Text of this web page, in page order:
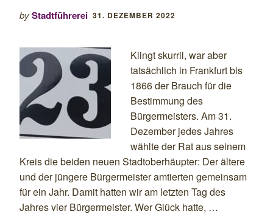
byStadtführerei 31. DEZEMBER 2022
Klingt skurril, war aber
tatsächlich in Frankfurt bis
1866 der Brauch für die
Bestimmung des
Bürgermeisters. Am 31.
Dezember jedes Jahres
wählte der Rat aus seinem
Kreis die beiden neuen Stadtoberhäupter: Der ältere
und der jüngere Bürgermeister amtierten gemeinsam
für ein Jahr. Damit hatten wir am letzten Tag des
Jahres vier Bürgermeister. Wer Glück hatte, …